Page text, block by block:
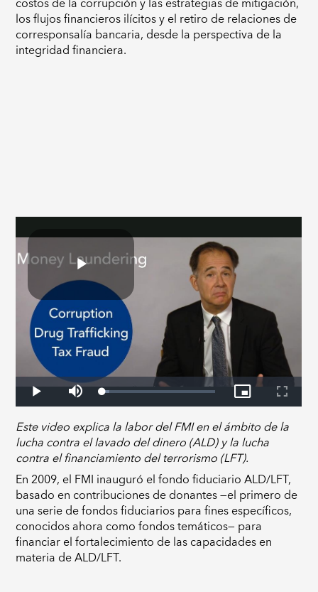
los flujos financieros ilícitos y el retiro de relaciones de
corresponsalía bancaria, desde la perspectiva de la
integridad financiera.
Este video explica la labor del FMI en el ámbito de la
lucha contra el lavado del dinero (ALD) y la lucha
contra el financiamiento del terrorismo (LFT).
En 2009, el FMI inauguró el fondo fiduciario ALD/LFT,
basado en contribuciones de donantes —el primero de
una serie de fondos fiduciarios para fines específicos,
conocidos ahora como fondos temáticos— para
financiar el fortalecimiento de las capacidades en
materia de ALD/LFT.